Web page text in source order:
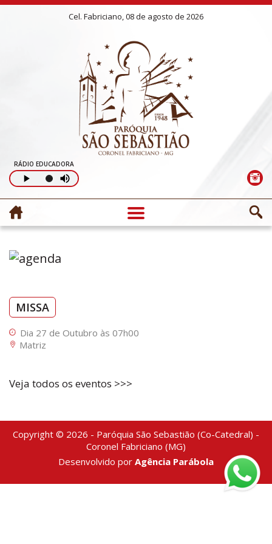
Cel. Fabriciano, 08 de agosto de 2026
RÁDIO EDUCADORA
MISSA
Dia 27 de Outubro às 07h00
Matriz
Veja todos os eventos >>>
Copyright © 2026 - Paróquia São Sebastião (Co-Catedral) -
Coronel Fabriciano (MG)
Desenvolvido por Agência Parábola